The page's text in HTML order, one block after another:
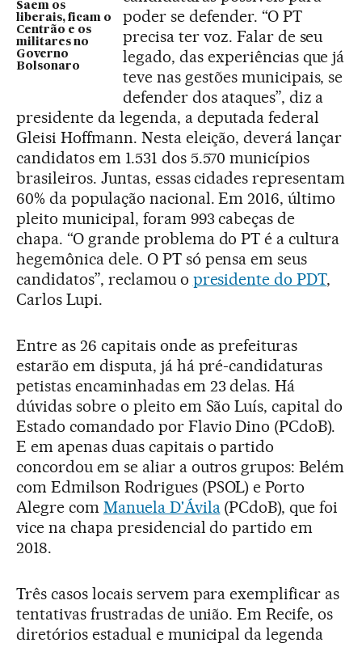
Saem os
liberais, ficam o
Centrão e os
militares no
Governo
Bolsonaro
poder se defender. “O PT
precisa ter voz. Falar de seu
legado, das experiências que já
teve nas gestões municipais, se
defender dos ataques”, diz a
presidente da legenda, a deputada federal
Gleisi Hoffmann. Nesta eleição, deverá lançar
candidatos em 1.531 dos 5.570 municípios
brasileiros. Juntas, essas cidades representam
60% da população nacional. Em 2016, último
pleito municipal, foram 993 cabeças de
chapa. “O grande problema do PT é a cultura
hegemônica dele. O PT só pensa em seus
candidatos”, reclamou o presidente do PDT,
Carlos Lupi.
Entre as 26 capitais onde as prefeituras
estarão em disputa, já há pré-candidaturas
petistas encaminhadas em 23 delas. Há
dúvidas sobre o pleito em São Luís, capital do
Estado comandado por Flavio Dino (PCdoB).
E em apenas duas capitais o partido
concordou em se aliar a outros grupos: Belém
com Edmilson Rodrigues (PSOL) e Porto
Alegre com Manuela D'Ávila(PCdoB), que foi
vice na chapa presidencial do partido em
2018.
Três casos locais servem para exemplificar as
tentativas frustradas de união. Em Recife, os
diretórios estadual e municipal da legenda